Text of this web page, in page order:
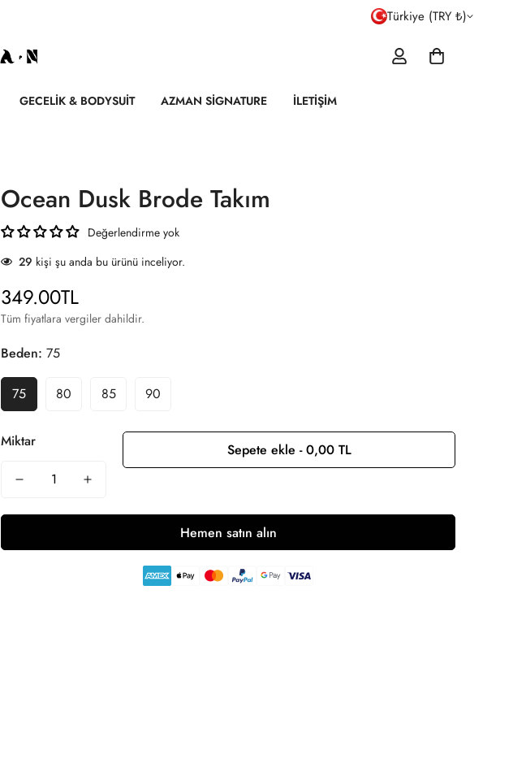
Türkiye (TRY ₺)
GECELIK & BODYSUIT AZMAN SIGNATURE İLETIŞIM
Ocean Dusk Brode Takım
Değerlendirme yok
29 kişi şu anda bu ürünü inceliyor.
Normal
fiyat
349.00TL
Tüm fiyatlara vergiler dahildir.
Beden: 75
75 80 85 90
Miktar Sepete ekle - 0,00 TL
Hemen satın alın